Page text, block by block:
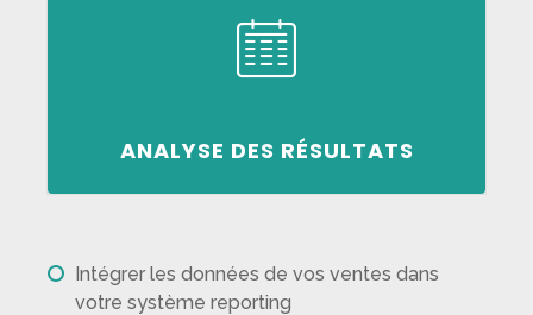
ANALYSE DES RÉSULTATS
Intégrer les données de vos ventes dans
votre système reporting